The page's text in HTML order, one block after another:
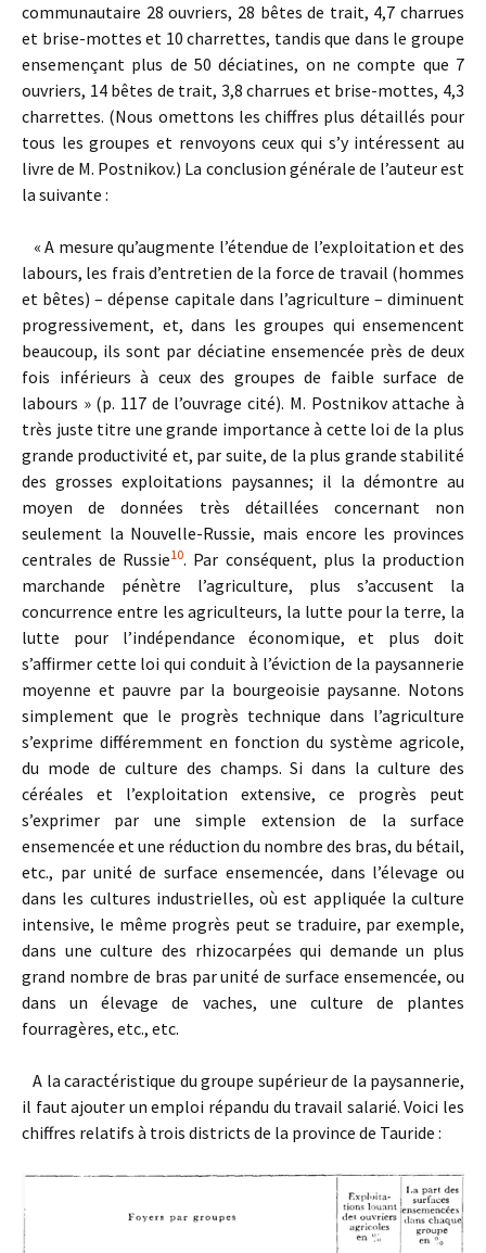
communautaire 28 ouvriers, 28 bêtes de trait, 4,7 charrues
et brise-mottes et 10 charrettes, tandis que dans le groupe
ensemençant plus de 50 déciatines, on ne compte que 7
ouvriers, 14 bêtes de trait, 3,8 charrues et brise-mottes, 4,3
charrettes. (Nous omettons les chiffres plus détaillés pour
tous les groupes et renvoyons ceux qui s’y intéressent au
livre de M. Postnikov.) La conclusion générale de l’auteur est
la suivante :
« A mesure qu’augmente l’étendue de l’exploitation et des
labours, les frais d’entretien de la force de travail (hommes
et bêtes) – dépense capitale dans l’agriculture – diminuent
progressivement, et, dans les groupes qui ensemencent
beaucoup, ils sont par déciatine ensemencée près de deux
fois inférieurs à ceux des groupes de faible surface de
labours » (p. 117 de l’ouvrage cité). M. Postnikov attache à
très juste titre une grande importance à cette loi de la plus
grande productivité et, par suite, de la plus grande stabilité
des grosses exploitations paysannes; il la démontre au
moyen de données très détaillées concernant non
seulement la Nouvelle-Russie, mais encore les provinces
centrales de Russie10. Par conséquent, plus la production
marchande pénètre l’agriculture, plus s’accusent la
concurrence entre les agriculteurs, la lutte pour la terre, la
lutte pour l’indépendance économique, et plus doit
s’affirmer cette loi qui conduit à l’éviction de la paysannerie
moyenne et pauvre par la bourgeoisie paysanne. Notons
simplement que le progrès technique dans l’agriculture
s’exprime différemment en fonction du système agricole,
du mode de culture des champs. Si dans la culture des
céréales et l’exploitation extensive, ce progrès peut
s’exprimer par une simple extension de la surface
ensemencée et une réduction du nombre des bras, du bétail,
etc., par unité de surface ensemencée, dans l’élevage ou
dans les cultures industrielles, où est appliquée la culture
intensive, le même progrès peut se traduire, par exemple,
dans une culture des rhizocarpées qui demande un plus
grand nombre de bras par unité de surface ensemencée, ou
dans un élevage de vaches, une culture de plantes
fourragères, etc., etc.
A la caractéristique du groupe supérieur de la paysannerie,
il faut ajouter un emploi répandu du travail salarié. Voici les
chiffres relatifs à trois districts de la province de Tauride :